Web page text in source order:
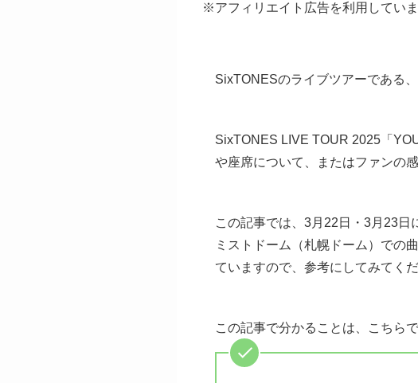
※アフィリエイト広告を利用していま
SixTONESのライブツアーである
SixTONES LIVE TOUR 2025「
や座席について、またはファンの
この記事では、3月22日・3月23
ミストドーム（札幌ドーム）での
ていますので、参考にしてみてくだ
この記事で分かることは、こちらで